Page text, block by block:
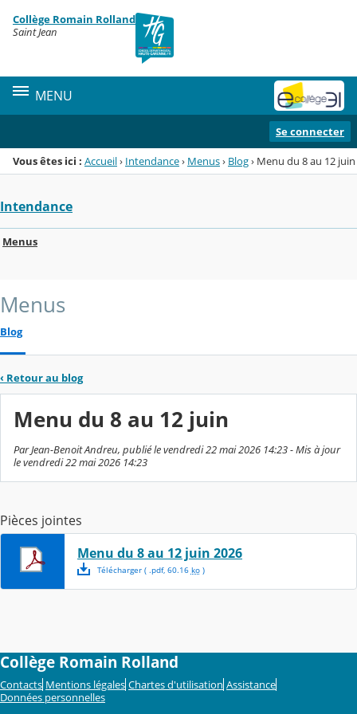
Menu de la rubrique
Contenu
Collège Romain Rolland
Saint Jean
MENU
Se connecter
Vous êtes ici : Accueil› Intendance› Menus› Blog› Menu du 8 au 12 juin
Intendance
Menus
Menus
Blog
‹ Retour au blog
Menu du 8 au 12 juin
Par Jean-Benoit Andreu, publié le vendredi 22 mai 2026 14:23 - Mis à jour
le vendredi 22 mai 2026 14:23
Pièces jointes
Menu du 8 au 12 juin 2026
Télécharger( .pdf, 60.16 ko)
Collège Romain Rolland
Contacts Mentions légales Chartes d'utilisation Assistance
Données personnelles